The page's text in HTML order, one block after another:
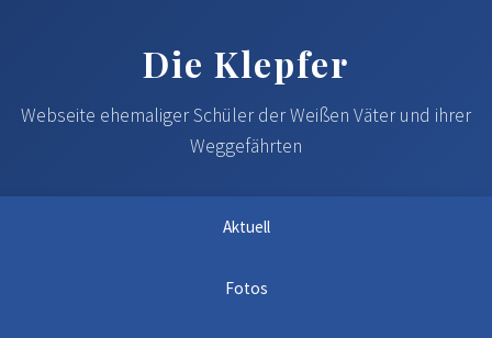
Die Klepfer
Webseite ehemaliger Schüler der Weißen Väter und ihrer
Weggefährten
Aktuell
Fotos